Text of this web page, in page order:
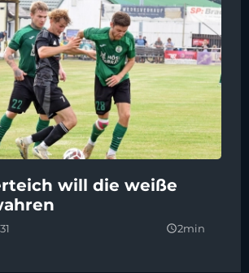
will die weiße
query_builder2min